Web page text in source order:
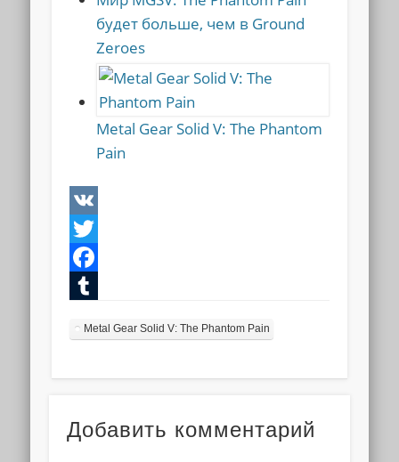
будет больше, чем в Ground
Zeroes
Metal Gear Solid V: The Phantom
Pain
VK
Twitter
Facebook
Metal Gear Solid V: The Phantom Pain
Добавить комментарий